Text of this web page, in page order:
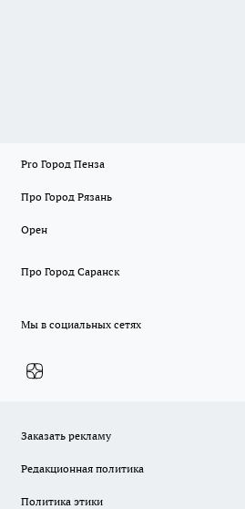
Pro Город Пенза
Про Город Рязань
Орен
Про Город Саранск
Мы в социальных сетях
Заказать рекламу
Редакционная политика
Политика этики